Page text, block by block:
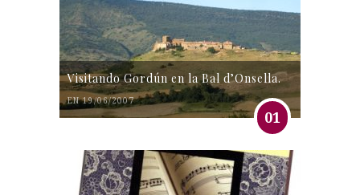
Visitando Gordún en la Bal d’Onsella.
EN 19/06/2007
01